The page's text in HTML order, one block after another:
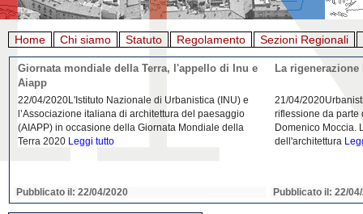
Home Chi siamo Statuto Regolamento Sezioni Regionali
Giornata mondiale della Terra, l'appello di Inu e
Aiapp
22/04/2020L'Istituto Nazionale di Urbanistica (INU) e
l’Associazione italiana di architettura del paesaggio
(AIAPP) in occasione della Giornata Mondiale della
Terra 2020 Leggi tutto
Pubblicato il: 22/04/2020
La
21/04/
riflessione da parte
Domenico Moccia.
dell'architettura
Pubblicato il: 22/